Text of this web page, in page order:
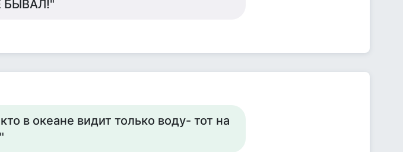
БЫВАЛ!"
в океане видит только воду- тот на